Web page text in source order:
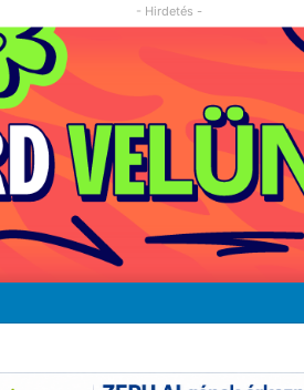
- Hirdetés -